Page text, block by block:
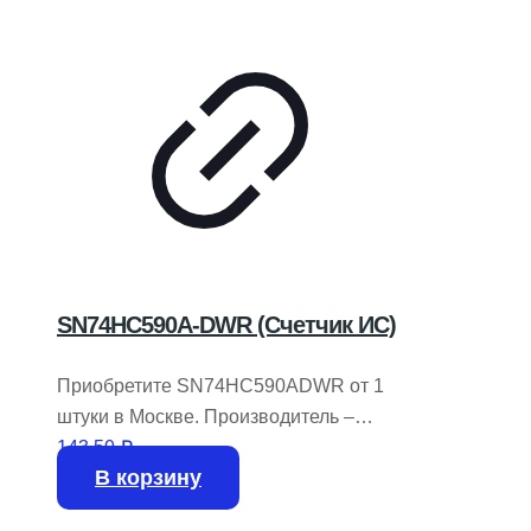
SN74HC590A-DWR (Счетчик ИС)
Приобретите SN74HC590ADWR от 1
штуки в Москве. Производитель –
TEXAS INSTRUMENTS.
В наличии 2820 единиц.
143,50₽
В корзину